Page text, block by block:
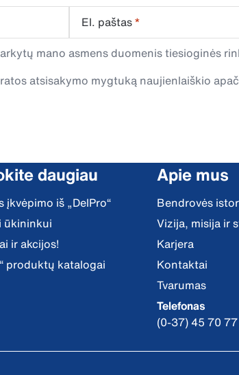
El. paštas*
mano asmens duomenis tiesioginės
atsisakymo mygtuką naujienlaiškio
daugiau
įkvėpimo iš „DelPro“
ūkininkui
ir akcijos!
produktų katalogai
Apie mus
Bendrovės
Vizija, misija ir
Karjera
Kontaktai
Tvarumas
Telefonas
(0-37) 45 70 77